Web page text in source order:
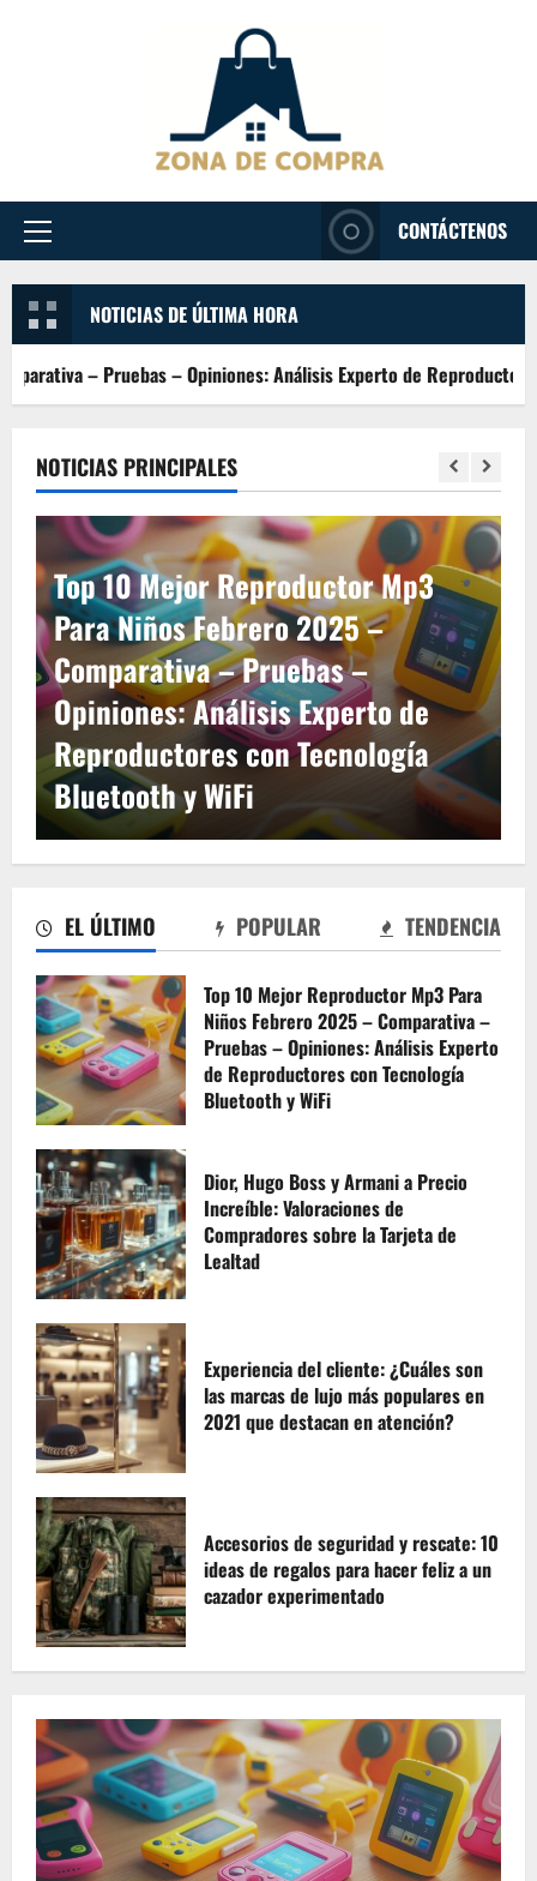
Menu
CONTÁCTENOS
NOTICIAS DE ÚLTIMA HORA
– Opiniones: Análisis Experto de Reproductores con Tecnología
NOTICIAS PRINCIPALES
Dior, Hugo Boss y Armani a Precio
Increíble: Valoraciones de
Compradores sobre la Tarjeta de
Lealtad
EL ÚLTIMO POPULAR TENDENCIA
Top 10 Mejor Reproductor Mp3 Para
Niños Febrero 2025 – Comparativa –
Pruebas – Opiniones: Análisis Experto
de Reproductores con Tecnología
Bluetooth y WiFi
Dior, Hugo Boss y Armani a Precio
Increíble: Valoraciones de
Compradores sobre la Tarjeta de
Lealtad
Experiencia del cliente: ¿Cuáles son
las marcas de lujo más populares en
2021 que destacan en atención?
Accesorios de seguridad y rescate: 10
ideas de regalos para hacer feliz a un
cazador experimentado